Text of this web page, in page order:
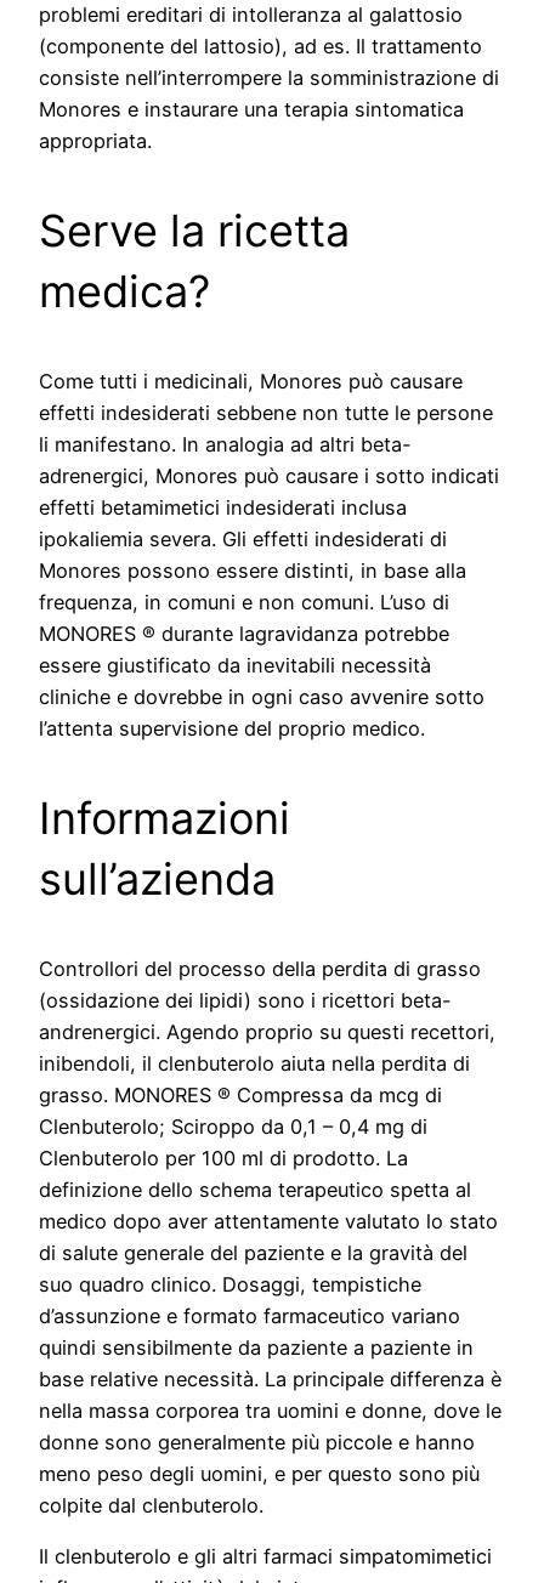
problemi ereditari di intolleranza al galattosio
(componente del lattosio), ad es. Il trattamento
consiste nell’interrompere la somministrazione di
Monores e instaurare una terapia sintomatica
appropriata.
Serve la ricetta
medica?
Come tutti i medicinali, Monores può causare
effetti indesiderati sebbene non tutte le persone
li manifestano. In analogia ad altri beta-
adrenergici, Monores può causare i sotto indicati
effetti betamimetici indesiderati inclusa
ipokaliemia severa. Gli effetti indesiderati di
Monores possono essere distinti, in base alla
frequenza, in comuni e non comuni. L’uso di
MONORES ® durante lagravidanza potrebbe
essere giustificato da inevitabili necessità
cliniche e dovrebbe in ogni caso avvenire sotto
l’attenta supervisione del proprio medico.
Informazioni
sull’azienda
Controllori del processo della perdita di grasso
(ossidazione dei lipidi) sono i ricettori beta-
andrenergici. Agendo proprio su questi recettori,
inibendoli, il clenbuterolo aiuta nella perdita di
grasso. MONORES ® Compressa da mcg di
Clenbuterolo; Sciroppo da 0,1 – 0,4 mg di
Clenbuterolo per 100 ml di prodotto. La
definizione dello schema terapeutico spetta al
medico dopo aver attentamente valutato lo stato
di salute generale del paziente e la gravità del
suo quadro clinico. Dosaggi, tempistiche
d’assunzione e formato farmaceutico variano
quindi sensibilmente da paziente a paziente in
base relative necessità. La principale differenza è
nella massa corporea tra uomini e donne, dove le
donne sono generalmente più piccole e hanno
meno peso degli uomini, e per questo sono più
colpite dal clenbuterolo.
Il clenbuterolo e gli altri farmaci simpatomimetici